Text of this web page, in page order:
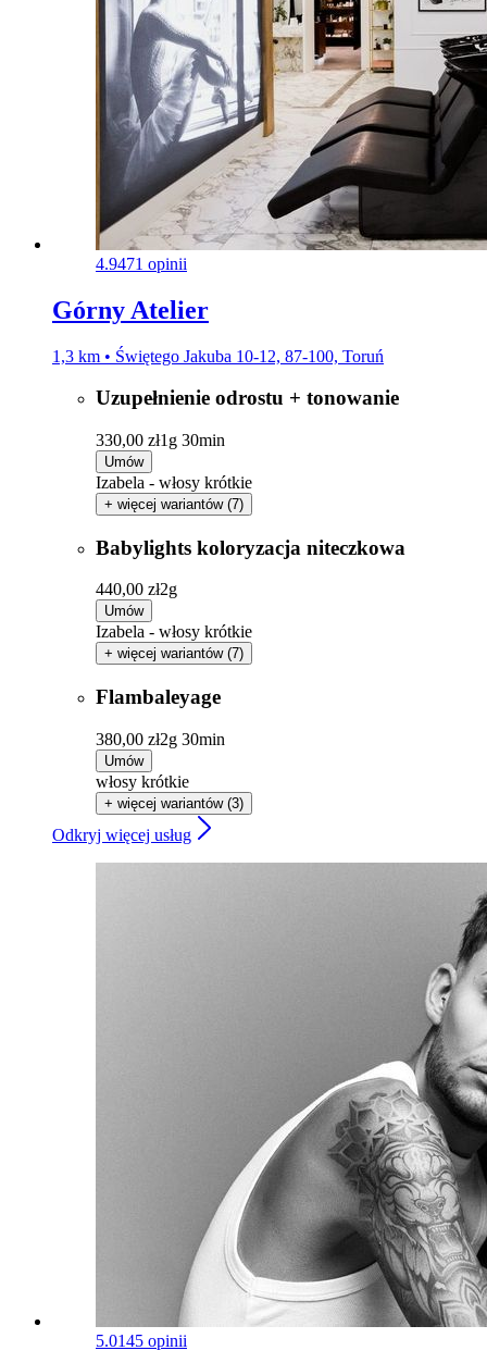
4.9471 opinii
Górny Atelier
1,3 km • Świętego Jakuba 10-12, 87-100, Toruń
Uzupełnienie odrostu + tonowanie
330,00 zł1g 30min
Umów
Izabela - włosy krótkie
+ więcej wariantów (7)
Babylights koloryzacja niteczkowa
440,00 zł2g
Umów
Izabela - włosy krótkie
+ więcej wariantów (7)
Flambaleyage
380,00 zł2g 30min
Umów
włosy krótkie
+ więcej wariantów (3)
Odkryj więcej usług
5.0145 opinii